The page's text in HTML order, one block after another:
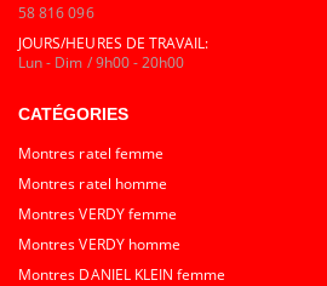
58 816 096
JOURS/HEURES DE TRAVAIL:
Lun - Dim / 9h00 - 20h00
CATÉGORIES
Montres ratel femme
Montres ratel homme
Montres VERDY femme
Montres VERDY homme
Montres DANIEL KLEIN femme